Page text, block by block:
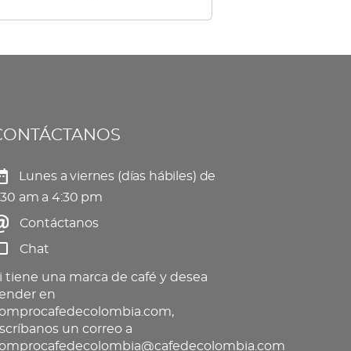
elegir
producto
Lunes a viernes (días hábiles) de
am a 4:30 pm
Contáctanos
Chat
tiene una marca de café y desea
en
un correo a